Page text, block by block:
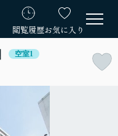
閲覧履歴お気に入り
空室1